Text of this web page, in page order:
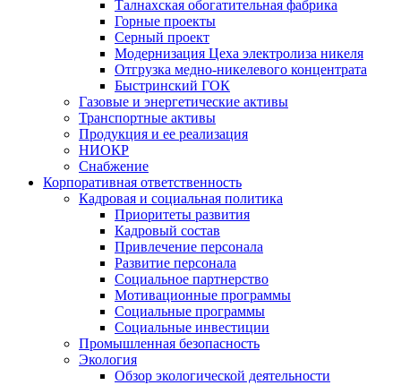
Талнахская обогатительная фабрика
Горные проекты
Серный проект
Модернизация Цеха электролиза никеля
Отгрузка медно-никелевого концентрата
Быстринский ГОК
Газовые и энергетические активы
Транспортные активы
Продукция и ее реализация
НИОКР
Снабжение
Корпоративная ответственность
Кадровая и социальная политика
Приоритеты развития
Кадровый состав
Привлечение персонала
Развитие персонала
Социальное партнерство
Мотивационные программы
Социальные программы
Социальные инвестиции
Промышленная безопасность
Экология
Обзор экологической деятельности